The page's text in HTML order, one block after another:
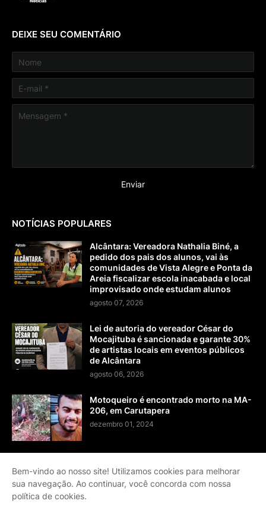
DEIXE SEU COMENTÁRIO
NOTÍCIAS POPULARES
Alcântara: Vereadora Nathalia Biné, a
pedido dos pais dos alunos, vai às
comunidades de Vista Alegre e Ponta da
Areia fiscalizar escola inacabada e local
improvisado onde estudam alunos
agosto 07, 2026
Lei de autoria do vereador César do
Mocajituba é sancionada e garante 30%
de artistas locais em eventos públicos
de Alcântara
agosto 06, 2026
Motoqueiro é encontrado morto na MA-
206, em Carutapera
dezembro 01, 2024
Página Inicial Contato Sobre
Termos de Serviço
Bem-vindo ao nosso site! Utilizamos cookies para melhorar
sua navegação. Ao continuar, você concorda com nossa
política de cookies.